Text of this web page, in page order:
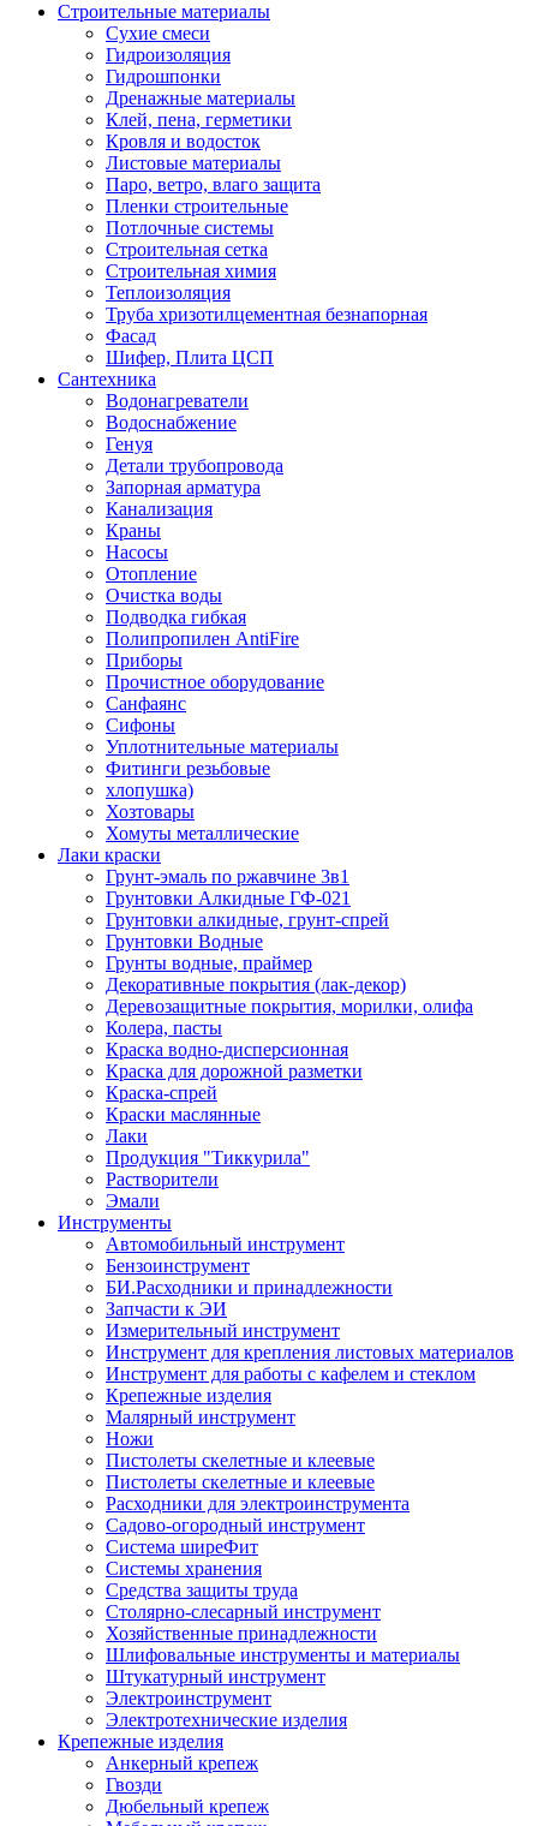
Строительные материалы
Сухие смеси
Гидроизоляция
Гидрошпонки
Дренажные материалы
Клей, пена, герметики
Кровля и водосток
Листовые материалы
Паро, ветро, влаго защита
Пленки строительные
Потлочные системы
Строительная сетка
Строительная химия
Теплоизоляция
Труба хризотилцементная безнапорная
Фасад
Шифер, Плита ЦСП
Сантехника
Водонагреватели
Водоснабжение
Генуя
Детали трубопровода
Запорная арматура
Канализация
Краны
Насосы
Отопление
Очистка воды
Подводка гибкая
Полипропилен AntiFire
Приборы
Прочистное оборудование
Санфаянс
Сифоны
Уплотнительные материалы
Фитинги резьбовые
хлопушка)
Хозтовары
Хомуты металлические
Лаки краски
Грунт-эмаль по ржавчине 3в1
Грунтовки Алкидные ГФ-021
Грунтовки алкидные, грунт-спрей
Грунтовки Водные
Грунты водные, праймер
Декоративные покрытия (лак-декор)
Деревозащитные покрытия, морилки, олифа
Колера, пасты
Краска водно-дисперсионная
Краска для дорожной разметки
Краска-спрей
Краски маслянные
Лаки
Продукция "Тиккурила"
Растворители
Эмали
Инструменты
Автомобильный инструмент
Бензоинструмент
БИ.Расходники и принадлежности
Запчасти к ЭИ
Измерительный инструмент
Инструмент для крепления листовых материалов
Инструмент для работы с кафелем и стеклом
Крепежные изделия
Малярный инструмент
Ножи
Пистолеты скелетные и клеевые
Пистолеты скелетные и клеевые
Расходники для электроинструмента
Садово-огородный инструмент
Система ширеФит
Системы хранения
Средства защиты труда
Столярно-слесарный инструмент
Хозяйственные принадлежности
Шлифовальные инструменты и материалы
Штукатурный инструмент
Электроинструмент
Электротехнические изделия
Крепежные изделия
Анкерный крепеж
Гвозди
Дюбельный крепеж